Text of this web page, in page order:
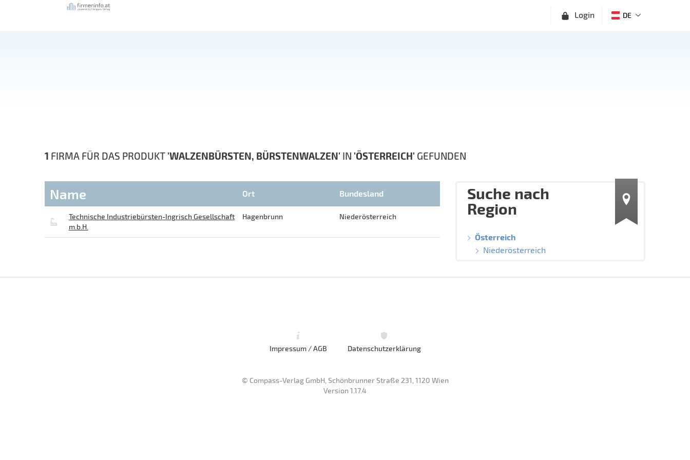
Login DE
1 FIRMA FÜR DAS PRODUKT 'WALZENBÜRSTEN, BÜRSTENWALZEN' IN 'ÖSTERREICH' GEFUNDEN
Name Ort Bundesland
Technische Industriebürsten-Ingrisch Gesellschaft
m.b.H.
Hagenbrunn Niederösterreich
Suche nach
Region
Österreich
Niederösterreich
Impressum / AGB Datenschutzerklärung
© Compass-Verlag GmbH, Schönbrunner Straße 231, 1120 Wien
Version 1.17.4